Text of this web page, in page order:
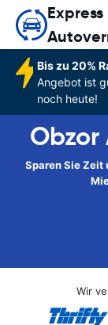
Express
Bis zu 20%
Angebot ist
noch heute!
Obzor
Sparen Sie Zeit
Wir